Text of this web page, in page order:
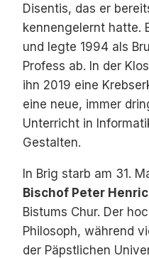
Disentis, das er
kennengelernt hatte.
und legte 1994 als
Profess ab. In der
ihn 2019 eine
eine neue, immer
Unterricht in
Gestalten.
In Brig starb am 31.
Bischof Peter Henrici
Bistums Chur. Der
Philosoph, während
der Päpstlichen